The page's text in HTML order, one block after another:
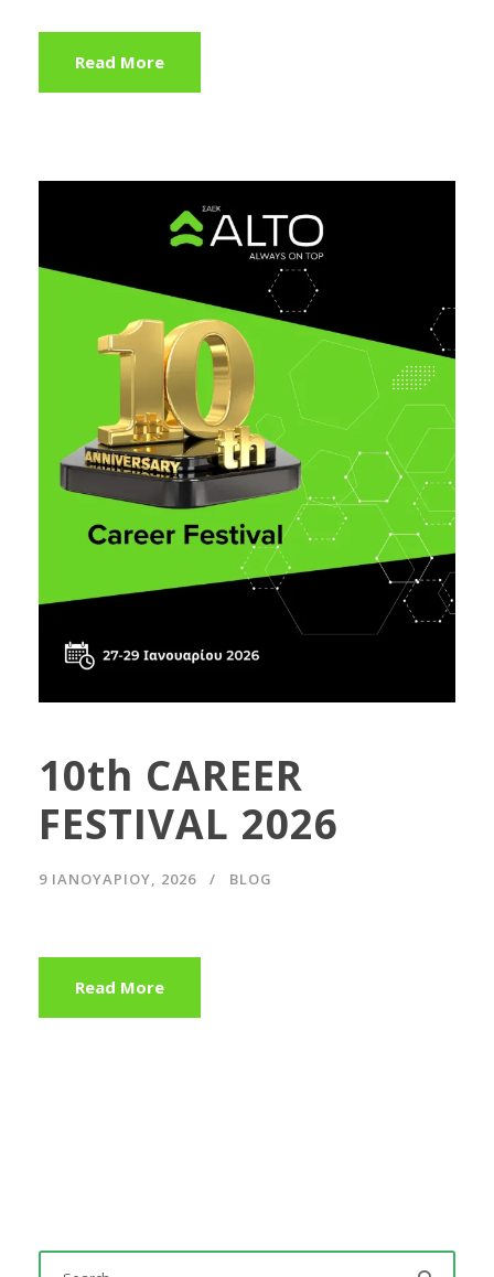
Read More
10th CAREER
FESTIVAL 2026
9 ΙΑΝΟΥΑΡΊΟΥ, 2026 BLOG
Read More